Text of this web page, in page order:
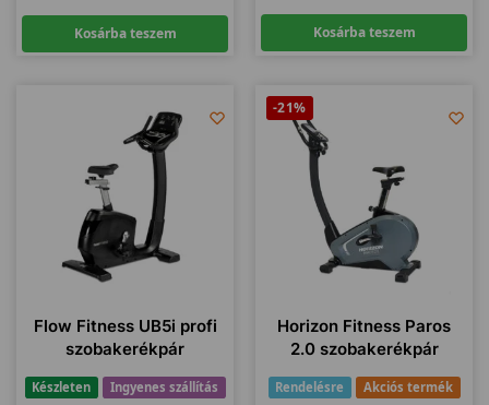
Kosárba teszem Kosárba teszem
Flow Fitness UB5i profi
szobakerékpár
Készleten Ingyenes szállítás
-21%
Horizon Fitness Paros
2.0 szobakerékpár
Rendelésre Akciós termék